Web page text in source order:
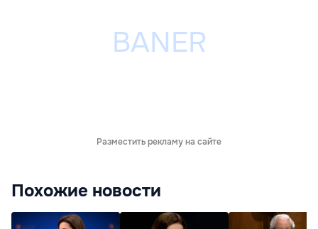
Разместить рекламу на сайте
Похожие новости